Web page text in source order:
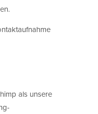
als unsere